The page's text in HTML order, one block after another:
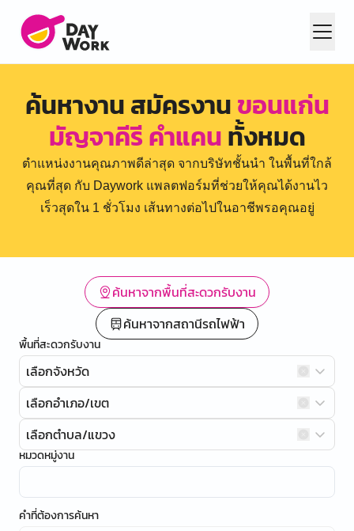
ค้นหางาน สมัครงานขอนแก่น
มัญจาคีรี คำแคนทั้งหมด
ตำแหน่งงานคุณภาพดีล่าสุด จากบริษัทชั้นนำ ในพื้นที่ใกล้
คุณที่สุด กับ Daywork แพลตฟอร์มที่ช่วยให้คุณได้งานไว
เร็วสุดใน 1 ชั่วโมง เส้นทางต่อไปในอาชีพรอคุณอยู่
ค้นหาจากพื้นที่สะดวกรับงาน
ค้นหาจากสถานีรถไฟฟ้า
พื้นที่สะดวกรับงาน
เลือกจังหวัด
เลือกอำเภอ/เขต
เลือกตำบล/แขวง
หมวดหมู่งาน
คำที่ต้องการค้นหา